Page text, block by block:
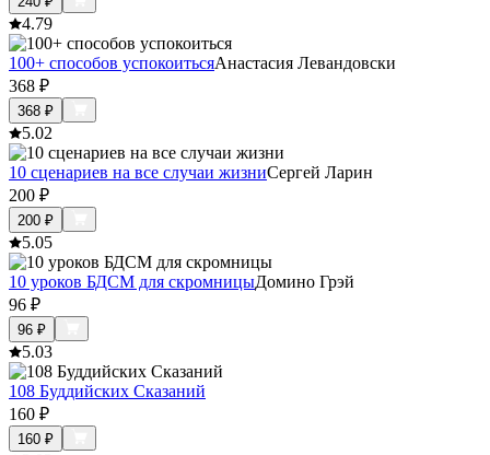
4.79
100+ способов успокоитьсяАнастасия Левандовски
368 ₽
368 ₽
5.02
10 сценариев на все случаи жизниСергей Ларин
200 ₽
200 ₽
5.05
10 уроков БДСМ для скромницыДомино Грэй
96 ₽
96 ₽
5.03
108 Буддийских Сказаний
160 ₽
160 ₽